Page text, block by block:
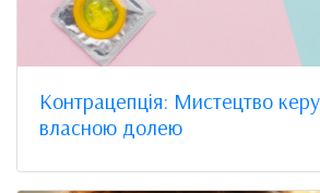
Контрацепція: Мистецтво
власною долею